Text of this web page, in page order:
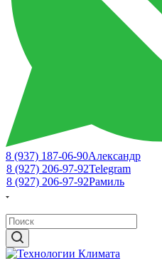
8 (937) 187-06-90Александр
8 (927) 206-97-92Telegram
8 (927) 206-97-92Рамиль